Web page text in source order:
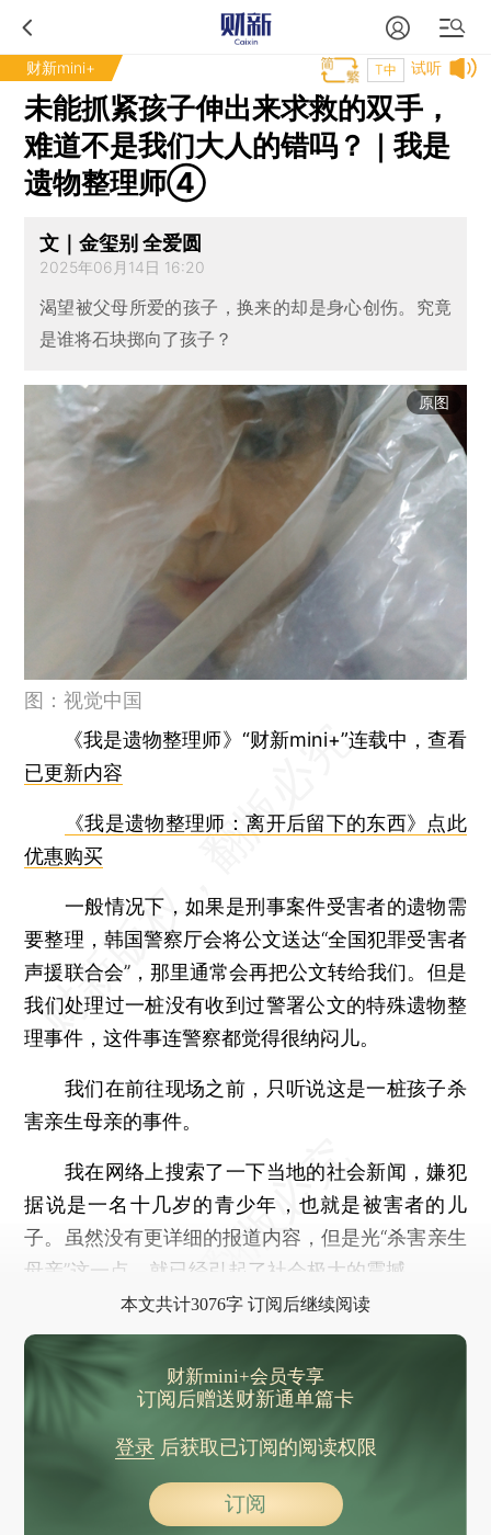
财新mini+ 试听
T中
未能抓紧孩子伸出来求救的双手，
难道不是我们大人的错吗？｜我是
遗物整理师④
文｜金玺别 全爱圆
2025年06月14日 16:20
渴望被父母所爱的孩子，换来的却是身心创伤。究竟
是谁将石块掷向了孩子？
原图
图：视觉中国
《我是遗物整理师》“财新mini+”连载中，查看
已更新内容
《我是遗物整理师：离开后留下的东西》点此
优惠购买
一般情况下，如果是刑事案件受害者的遗物需
要整理，韩国警察厅会将公文送达“全国犯罪受害者
声援联合会”，那里通常会再把公文转给我们。但是
我们处理过一桩没有收到过警署公文的特殊遗物整
理事件，这件事连警察都觉得很纳闷儿。
我们在前往现场之前，只听说这是一桩孩子杀
害亲生母亲的事件。
我在网络上搜索了一下当地的社会新闻，嫌犯
据说是一名十几岁的青少年，也就是被害者的儿
子。虽然没有更详细的报道内容，但是光“杀害亲生
母亲”这一点，就已经引起了社会极大的震撼。
本文共计3076字 订阅后继续阅读
财新mini+会员专享
订阅后赠送财新通单篇卡
登录后获取已订阅的阅读权限
订阅